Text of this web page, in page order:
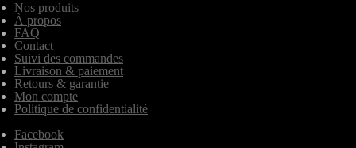
Nos produits
À propos
FAQ
Contact
Suivi des commandes
Livraison & paiement
Retours & garantie
Mon compte
Politique de confidentialité
Facebook